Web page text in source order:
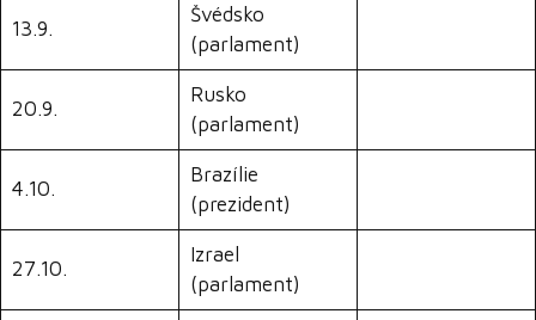
13.9.
Švédsko
(parlament)
20.9.
Rusko
(parlament)
4.10.
Brazílie
(prezident)
27.10.
Izrael
(parlament)